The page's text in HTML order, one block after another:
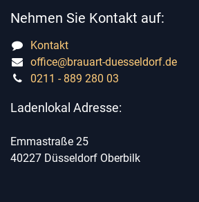
Nehmen Sie Kontakt auf:
Kontakt
office@brauart-duesseldorf.de
0211 - 889 280 03
Ladenlokal Adresse:
Emmastraße 25
40227 Düsseldorf Oberbilk